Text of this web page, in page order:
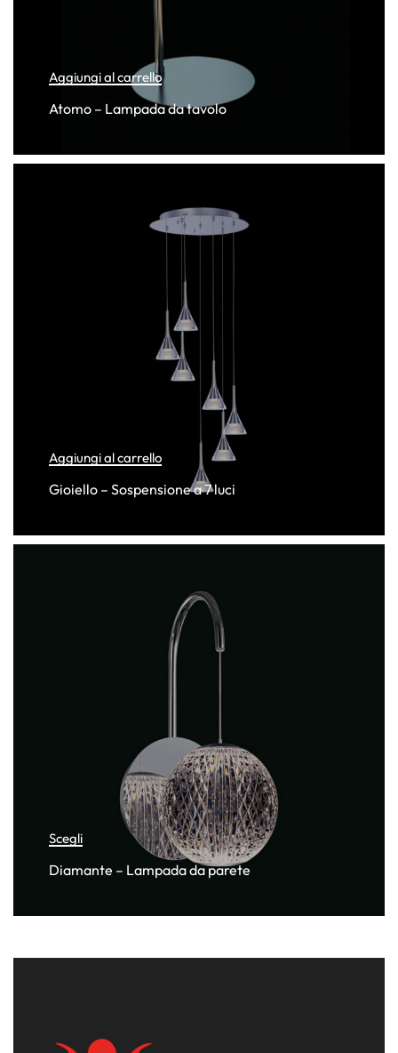
Aggiungi al carrello
Atomo – Lampada da tavolo
Aggiungi al carrello
Gioiello – Sospensione a 7 luci
Scegli
Diamante – Lampada da parete